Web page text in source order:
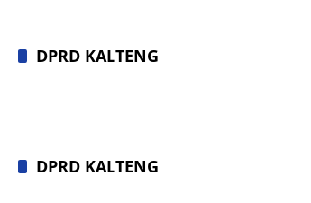
DPRD KALTENG
DPRD KALTENG